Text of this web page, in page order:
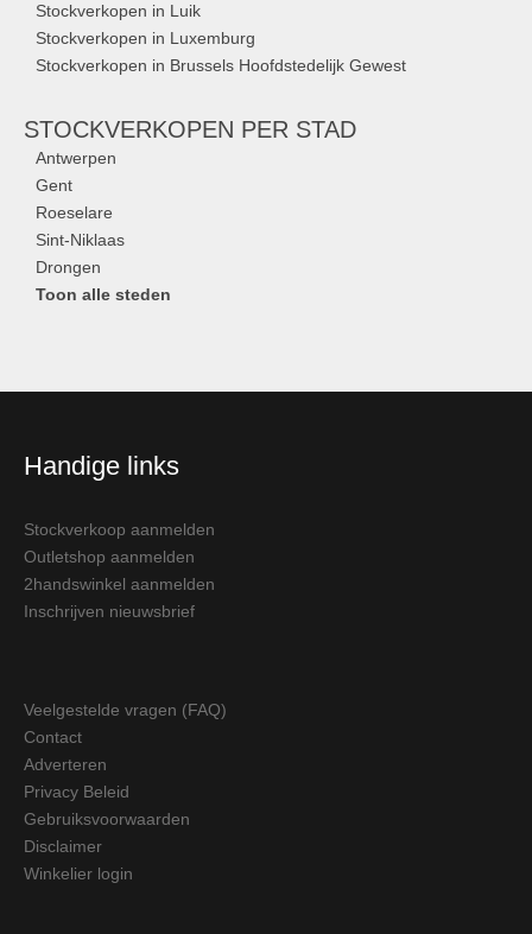
Stockverkopen in Luik
Stockverkopen in Luxemburg
Stockverkopen in Brussels Hoofdstedelijk Gewest
STOCKVERKOPEN PER STAD
Antwerpen
Gent
Roeselare
Sint-Niklaas
Drongen
Toon alle steden
Handige links
Stockverkoop aanmelden
Outletshop aanmelden
2handswinkel aanmelden
Inschrijven nieuwsbrief
Veelgestelde vragen (FAQ)
Contact
Adverteren
Privacy Beleid
Gebruiksvoorwaarden
Disclaimer
Winkelier login